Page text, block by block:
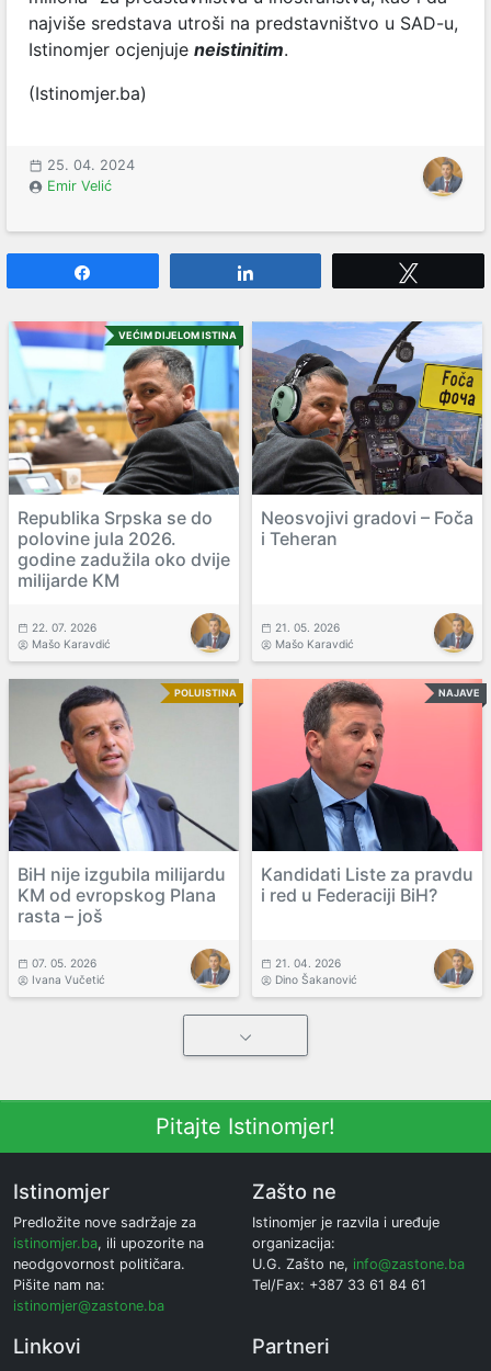
najviše sredstava utroši na predstavništvo u SAD-u,
Istinomjer ocjenjuje neistinitim.
(Istinomjer.ba)
25. 04. 2024
Emir Velić
VEĆIM DIJELOM ISTINA
Republika Srpska se do
polovine jula 2026.
godine zadužila oko dvije
milijarde KM
22. 07. 2026
Mašo Karavdić
Neosvojivi gradovi – Foča
i Teheran
21. 05. 2026
Mašo Karavdić
POLUISTINA
BiH nije izgubila milijardu
KM od evropskog Plana
rasta – još
07. 05. 2026
Ivana Vučetić
NAJAVE
Kandidati Liste za pravdu
i red u Federaciji BiH?
21. 04. 2026
Dino Šakanović
Pitajte Istinomjer!
Istinomjer
Predložite nove sadržaje za
istinomjer.ba, ili upozorite na
neodgovornost političara.
Pišite nam na:
istinomjer@zastone.ba
Zašto ne
Istinomjer je razvila i uređuje
organizacija:
U.G. Zašto ne, info@zastone.ba
Tel/Fax: +387 33 61 84 61
Linkovi Partneri